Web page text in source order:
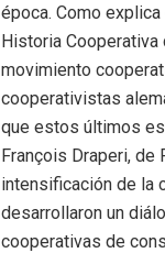
época. Como
Historia
movimiento
cooperativistas
que estos últimos
François Draperi, de
intensificación de la
desarrollaron un
cooperativas de